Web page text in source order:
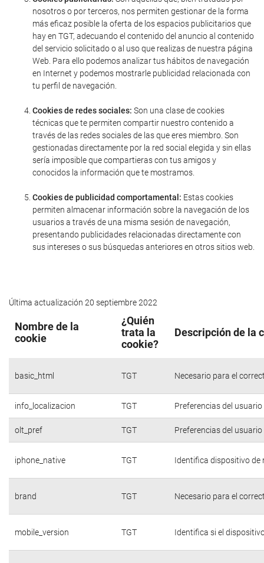
nosotros o por terceros, nos permiten gestionar de la forma
más eficaz posible la oferta de los espacios publicitarios que
hay en TGT, adecuando el contenido del anuncio al contenido
del servicio solicitado o al uso que realizas de nuestra página
Web. Para ello podemos analizar tus hábitos de navegación
en Internet y podemos mostrarle publicidad relacionada con
tu perfil de navegación.
Cookies de redes sociales: Son una clase de cookies
técnicas que te permiten compartir nuestro contenido a
través de las redes sociales de las que eres miembro. Son
gestionadas directamente por la red social elegida y sin ellas
sería imposible que compartieras con tus amigos y
conocidos la información que te mostramos.
Cookies de publicidad comportamental: Estas cookies
permiten almacenar información sobre la navegación de los
usuarios a través de una misma sesión de navegación,
presentando publicidades relacionadas directamente con
sus intereses o sus búsquedas anteriores en otros sitios web.
Última actualización 20 septiembre 2022
Nombre de la
cookie
¿Quién
trata la
cookie?
Descripción de la
basic_html TGT Necesario para el
info_localizacion TGT Preferencias del
olt_pref TGT Preferencias del
iphone_native TGT Identifica dispositivo de
brand TGT Necesario para el
mobile_version TGT Identifica si el